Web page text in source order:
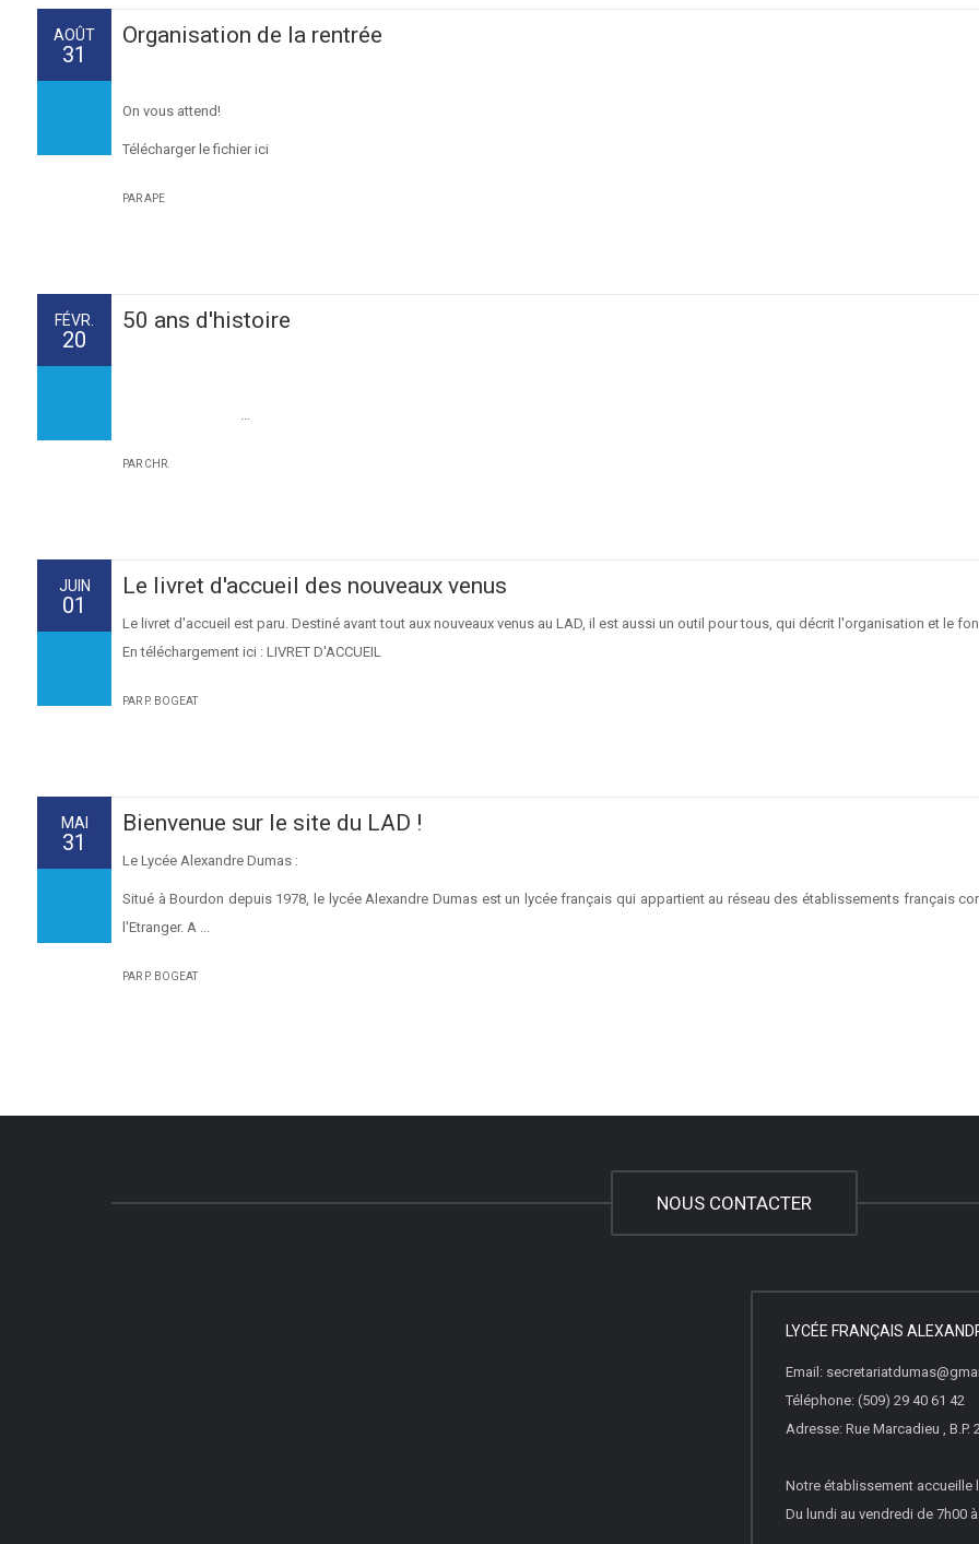
Organisation de la rentrée
On vous attend!
Télécharger le fichier ici
PAR APE
AOÛT
31
50 ans d'histoire
...
PAR CHR.
FÉVR.
20
Le livret d'accueil des nouveaux venus
Le livret d'accueil est paru. Destiné avant tout aux nouveaux venus au LAD, il est aussi un outil pour tous, qui décrit l'organisation et le
En téléchargement ici : LIVRET D'ACCUEIL
PAR P. BOGEAT
JUIN
01
Bienvenue sur le site du LAD !
Le Lycée Alexandre Dumas :
Situé à Bourdon depuis 1978, le lycée Alexandre Dumas est un lycée français qui appartient au réseau des établissements français
l'Etranger. A ...
PAR P. BOGEAT
MAI
31
NOUS CONTACTER
LYCÉE FRANÇAIS
Email:
Téléphone: (509) 29 40 61 42
Adresse: Rue Marcadieu , B.P.
Notre établissement accueille
Du lundi au vendredi de 7h00